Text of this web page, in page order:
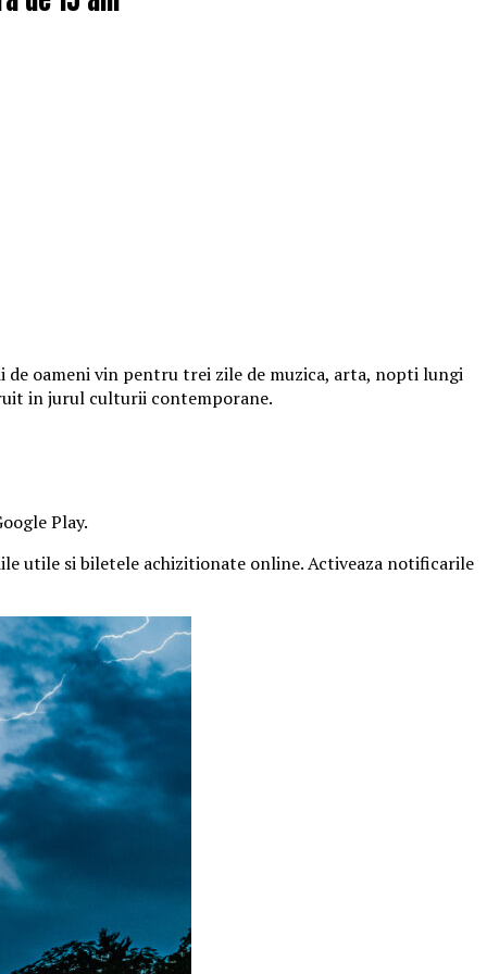
de oameni vin pentru trei zile de muzica, arta, nopti lungi
in jurul culturii contemporane.
Play.
utile si biletele achizitionate online. Activeaza notificarile